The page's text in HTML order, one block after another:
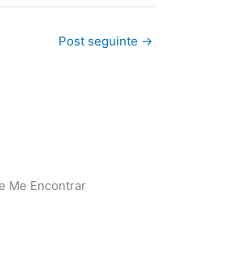
Post seguinte →
Me Encontrar